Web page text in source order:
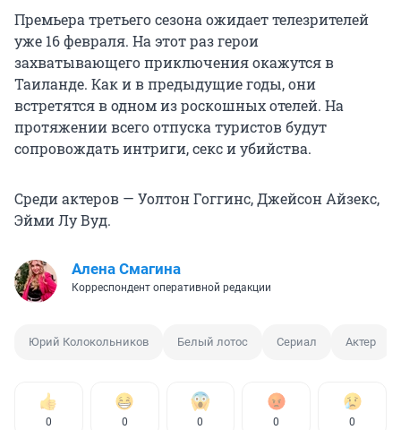
Премьера третьего сезона ожидает телезрителей
уже 16 февраля. На этот раз герои
захватывающего приключения окажутся в
Таиланде. Как и в предыдущие годы, они
встретятся в одном из роскошных отелей. На
протяжении всего отпуска туристов будут
сопровождать интриги, секс и убийства.
Среди актеров — Уолтон Гоггинс, Джейсон Айзекс,
Эйми Лу Вуд.
Алена Смагина
Корреспондент оперативной редакции
Юрий Колокольников Белый лотос Сериал Актер
0 0 0 0 0